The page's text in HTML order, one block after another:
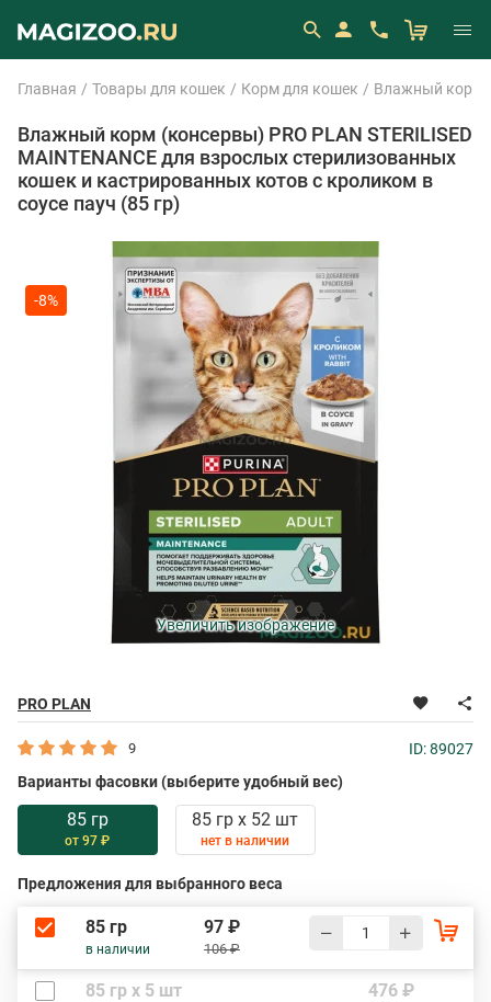
Главная Товары для кошек Корм для кошек Влажный корм
Влажный корм (консервы) PRO PLAN STERILISED
MAINTENANCE для взрослых стерилизованных
кошек и кастрированных котов с кроликом в
соусе пауч (85 гр)
PRO PLAN
-8%
Увеличить изображение
9
ID: 89027
Варианты фасовки (выберите удобный вес)
85 гр
от 97 ₽
85 гр х 52 шт
нет в наличии
Предложения для выбранного веса
85 гр
в наличии
97 ₽
106 ₽
85 гр х 5 шт 476 ₽